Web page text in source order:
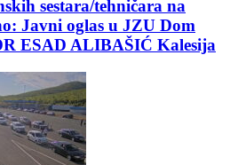
sestara/tehničara na
Javni oglas u JZU Dom
ESAD ALIBAŠIĆ Kalesija